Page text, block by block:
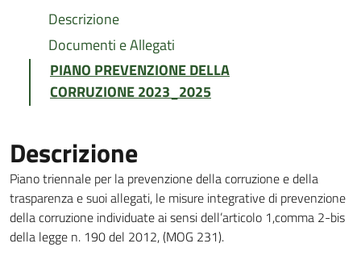
Descrizione
Documenti e Allegati
PIANO PREVENZIONE DELLA
CORRUZIONE 2023_2025
Descrizione
Piano triennale per la prevenzione della corruzione e della
trasparenza e suoi allegati, le misure integrative di prevenzione
della corruzione individuate ai sensi dell’articolo 1,comma 2-bis
della legge n. 190 del 2012, (MOG 231).